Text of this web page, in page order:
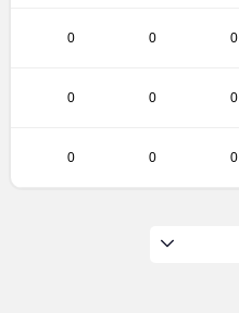
0
0
0
0
0
0
0
0
0